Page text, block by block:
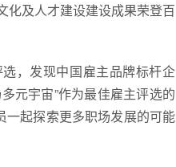
化及人才建设建设成果荣登百
，发现中国雇主品牌标杆企
元宇宙”作为最佳雇主评选的
一起探索更多职场发展的可能